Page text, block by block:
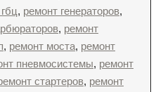
, ремонт генераторов,
, ремонт
, ремонт моста, ремонт
пневмосистемы, ремонт
стартеров, ремонт